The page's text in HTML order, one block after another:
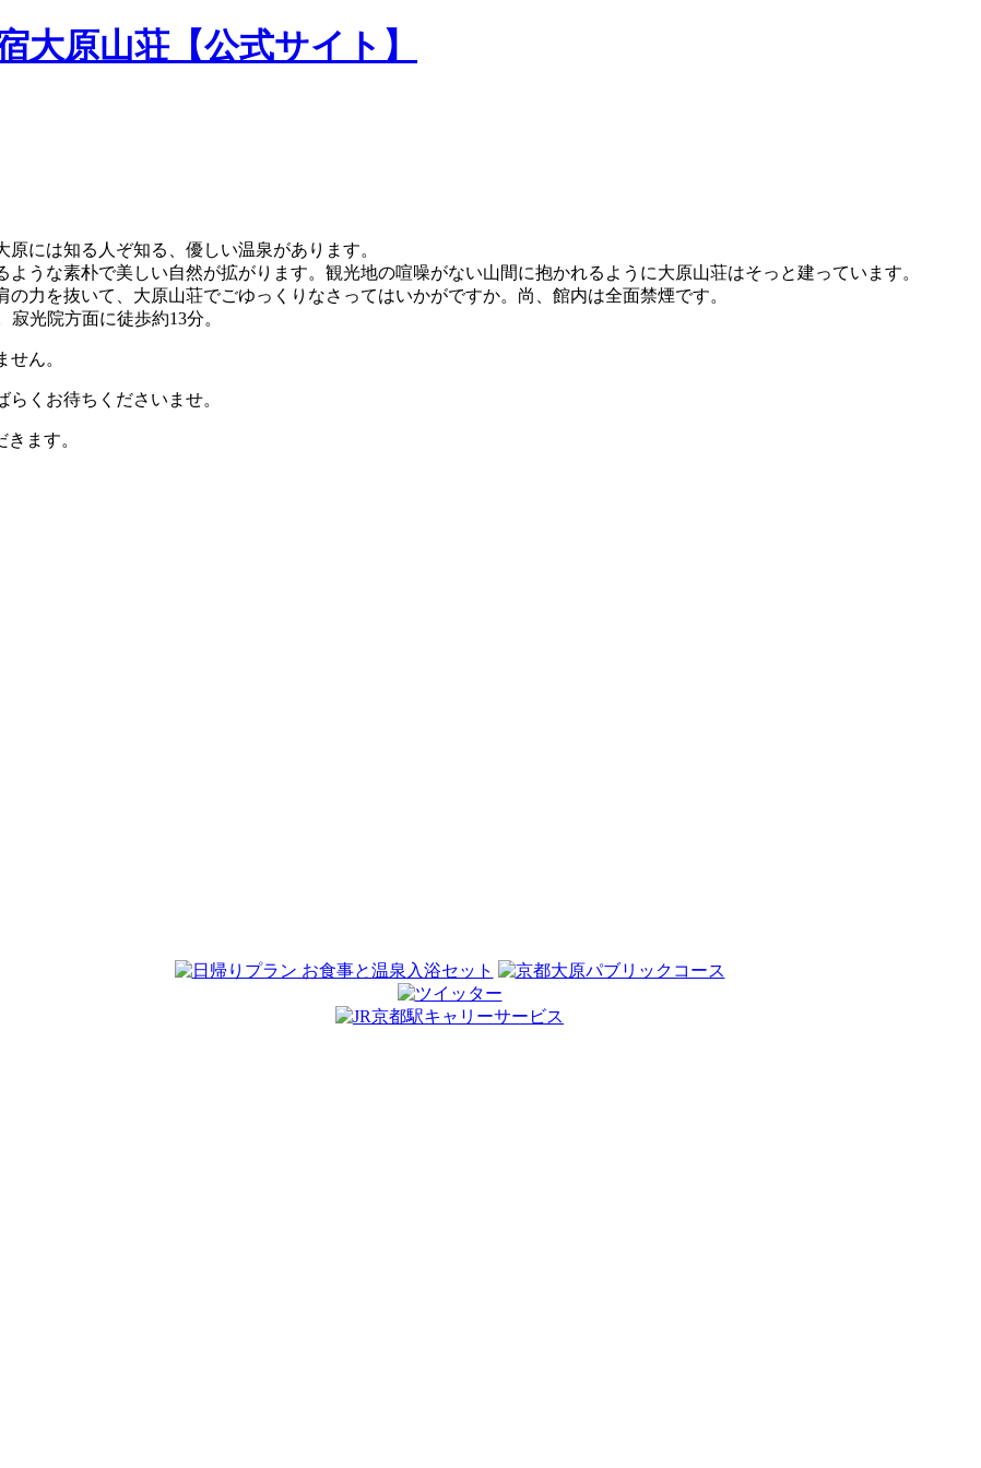
大原山荘【公式サイト】
には知る人ぞ知る、優しい温泉があります。
うな素朴で美しい自然が拡がります。観光地の喧噪がない山間に抱かれるように大原山荘はそっと建っています。
力を抜いて、大原山荘でごゆっくりなさってはいかがですか。尚、館内は全面禁煙です。
光院方面に徒歩約13分。
ん。
くお待ちくださいませ。
ます。